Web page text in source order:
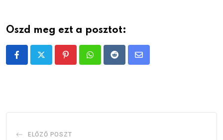
Oszd meg ezt a posztot:
PinterestWhatsappRedditShare
ELŐZŐ POSZT